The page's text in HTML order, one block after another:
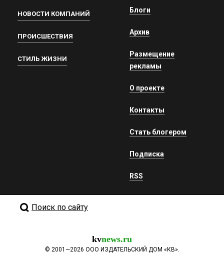
НОВОСТИ КОМПАНИЙ
ПРОИСШЕСТВИЯ
СТИЛЬ ЖИЗНИ
Блоги
Архив
Размещение
рекламы
О проекте
Контакты
Стать блогером
Подписка
RSS
Поиск по сайту
kvnews.ru
© 2001—2026 ООО ИЗДАТЕЛЬСКИЙ ДОМ «КВ».